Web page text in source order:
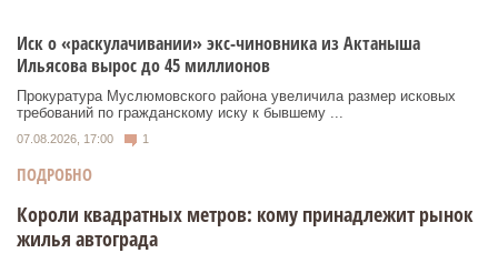
Иск о «раскулачивании» экс-чиновника из Актаныша
Ильясова вырос до 45 миллионов
Прокуратура Муслюмовского района увеличила размер исковых
требований по гражданскому иску к бывшему ...
07.08.2026, 17:00 1
ПОДРОБНО
Короли квадратных метров: кому принадлежит рынок
жилья автограда